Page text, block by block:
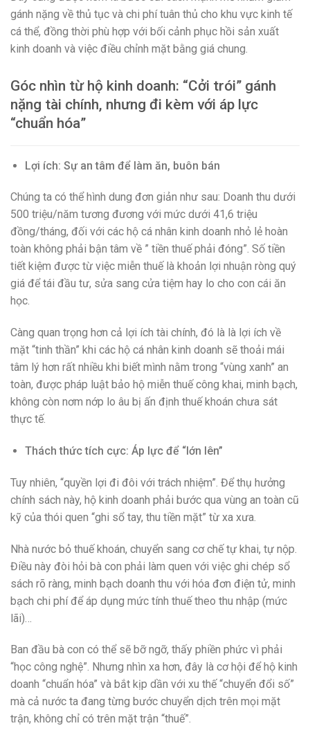
gánh nặng về thủ tục và chi phí tuân thủ cho khu vực kinh tế
cá thể, đồng thời phù hợp với bối cảnh phục hồi sản xuất
kinh doanh và việc điều chỉnh mặt bằng giá chung.
Góc nhìn từ hộ kinh doanh: “Cởi trói” gánh
nặng tài chính, nhưng đi kèm với áp lực
“chuẩn hóa”
Lợi ích: Sự an tâm để làm ăn, buôn bán
Chúng ta có thể hình dung đơn giản như sau: Doanh thu dưới
500 triệu/năm tương đương với mức dưới 41,6 triệu
đồng/tháng, đối với các hộ cá nhân kinh doanh nhỏ lẻ hoàn
toàn không phải bận tâm về ” tiền thuế phải đóng”. Số tiền
tiết kiệm được từ việc miễn thuế là khoản lợi nhuận ròng quý
giá để tái đầu tư, sửa sang cửa tiệm hay lo cho con cái ăn
học.
Càng quan trọng hơn cả lợi ích tài chính, đó là là lợi ích về
mặt “tinh thần” khi các hộ cá nhân kinh doanh sẽ thoải mái
tâm lý hơn rất nhiều khi biết mình nằm trong “vùng xanh” an
toàn, được pháp luật bảo hộ miễn thuế công khai, minh bạch,
không còn nơm nớp lo âu bị ấn định thuế khoán chưa sát
thực tế.
Thách thức tích cực: Áp lực để “lớn lên”
Tuy nhiên, “quyền lợi đi đôi với trách nhiệm”. Để thụ hưởng
chính sách này, hộ kinh doanh phải bước qua vùng an toàn cũ
kỹ của thói quen “ghi sổ tay, thu tiền mặt” từ xa xưa.
Nhà nước bỏ thuế khoán, chuyển sang cơ chế tự khai, tự nộp.
Điều này đòi hỏi bà con phải làm quen với việc ghi chép sổ
sách rõ ràng, minh bạch doanh thu với hóa đơn điện tử, minh
bạch chi phí để áp dụng mức tính thuế theo thu nhập (mức
lãi)…
Ban đầu bà con có thể sẽ bỡ ngỡ, thấy phiền phức vì phải
“học công nghệ”. Nhưng nhìn xa hơn, đây là cơ hội để hộ kinh
doanh “chuẩn hóa” và bắt kịp dần với xu thế “chuyển đổi số”
mà cả nước ta đang từng bước chuyển dịch trên mọi mặt
trận, không chỉ có trên mặt trận “thuế”.